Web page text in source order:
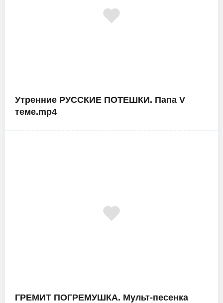
Утренние РУССКИЕ ПОТЕШКИ. Папа V
теме.mp4
ГРЕМИТ ПОГРЕМУШКА. Мульт-песенка